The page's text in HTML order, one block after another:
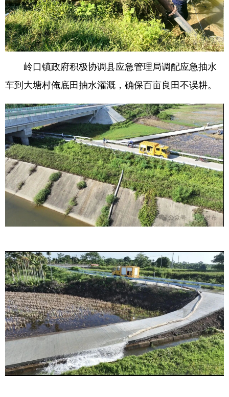
岭口镇政府积极协调县应急管理局调配应急抽水
车到大塘村俺底田抽水灌溉，确保百亩良田不误耕。